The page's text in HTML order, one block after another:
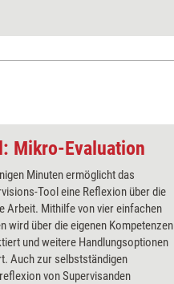
Mikro-Evaluation
Minuten ermöglicht das
Tool eine Reflexion über die
Arbeit. Mithilfe von vier einfachen
wird über die eigenen Kompetenzen
und weitere Handlungsoptionen
Auch zur selbstständigen
von Supervisanden